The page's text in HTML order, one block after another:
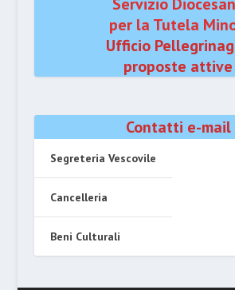
per la Tutela
Ufficio
proposte attive
Contatti e-mail
Segreteria Vescovile
Cancelleria
Beni Culturali